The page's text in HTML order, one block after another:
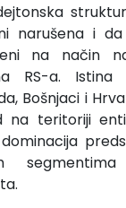
narušena i
na način
RS-a.
Bošnjaci i
teritoriji